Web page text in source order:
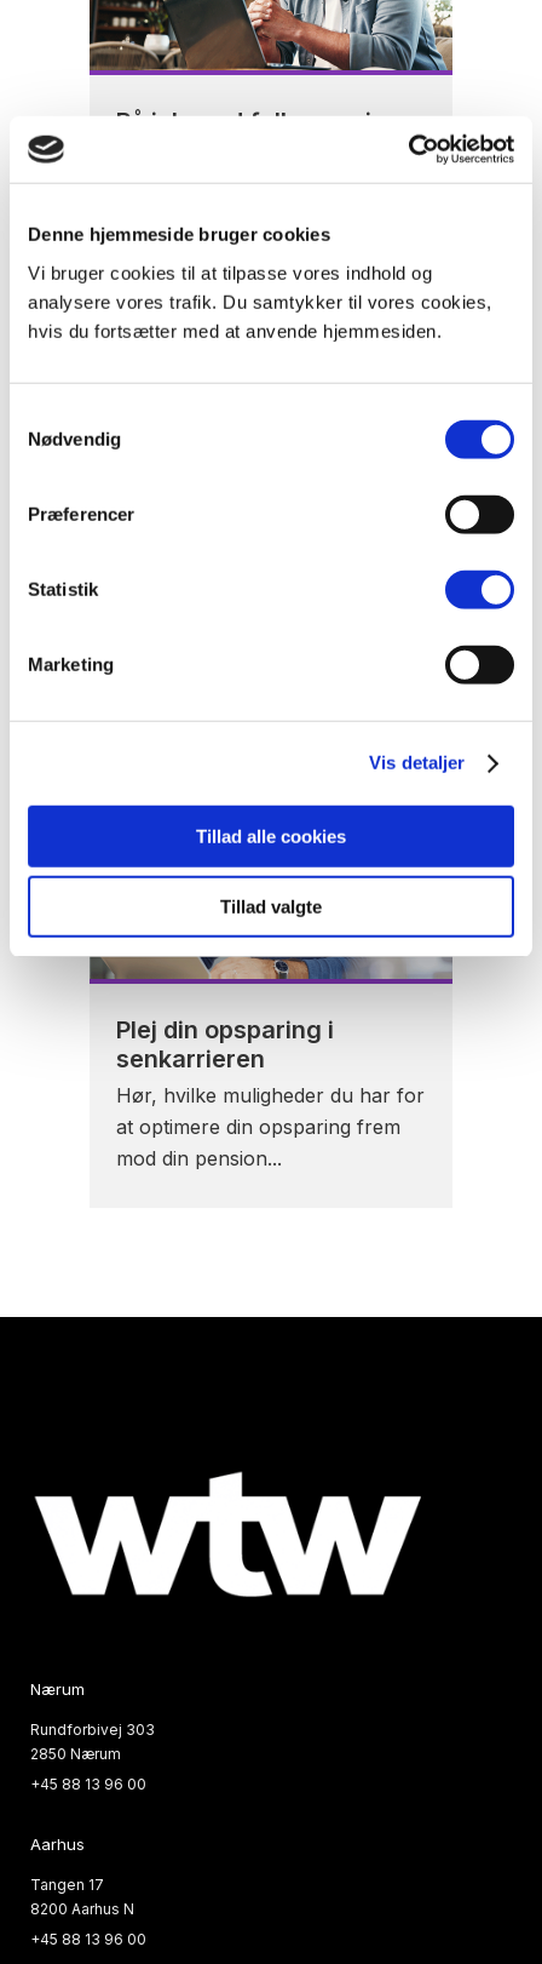
Denne hjemmeside bruger cookies
Vi bruger cookies til at tilpasse vores indhold og
analysere vores trafik. Du samtykker til vores cookies,
hvis du fortsætter med at anvende hjemmesiden.
Nødvendig
Præferencer
Statistik
Marketing
Vis detaljer
Tillad alle cookies
Tillad valgte
På job med folkepension
pensionsøkonomi, at du arbejder
og modtager folkepension
Plej din opsparing i
senkarrieren
Hør, hvilke muligheder du har for
at optimere din opsparing frem
mod din pension...
Nærum
Rundforbivej 303
2850 Nærum
+45 88 13 96 00
Aarhus
Tangen 17
8200 Aarhus N
+45 88 13 96 00